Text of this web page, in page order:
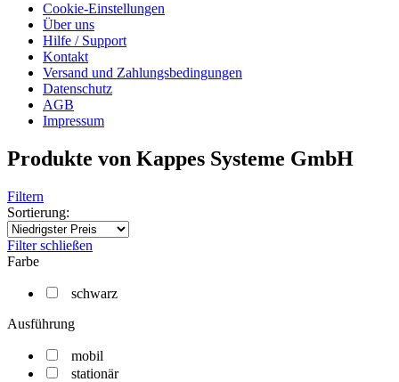
Cookie-Einstellungen
Über uns
Hilfe / Support
Kontakt
Versand und Zahlungsbedingungen
Datenschutz
AGB
Impressum
Produkte von Kappes Systeme GmbH
Filtern
Sortierung:
Filter schließen
Farbe
schwarz
Ausführung
mobil
stationär